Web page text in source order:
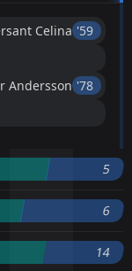
Celina '59 ︎
Andersson '78 ︎
5
6
14